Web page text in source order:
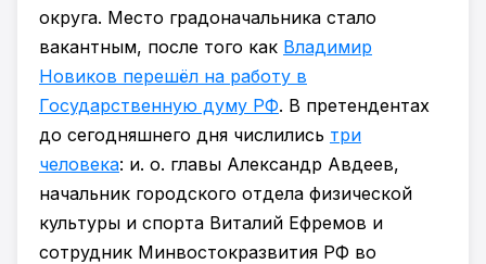
округа. Место градоначальника стало
вакантным, после того как Владимир
Новиков перешёл на работу в
Государственную думу РФ. В претендентах
до сегодняшнего дня числились три
человека: и. о. главы Александр Авдеев,
начальник городского отдела физической
культуры и спорта Виталий Ефремов и
сотрудник Минвостокразвития РФ во